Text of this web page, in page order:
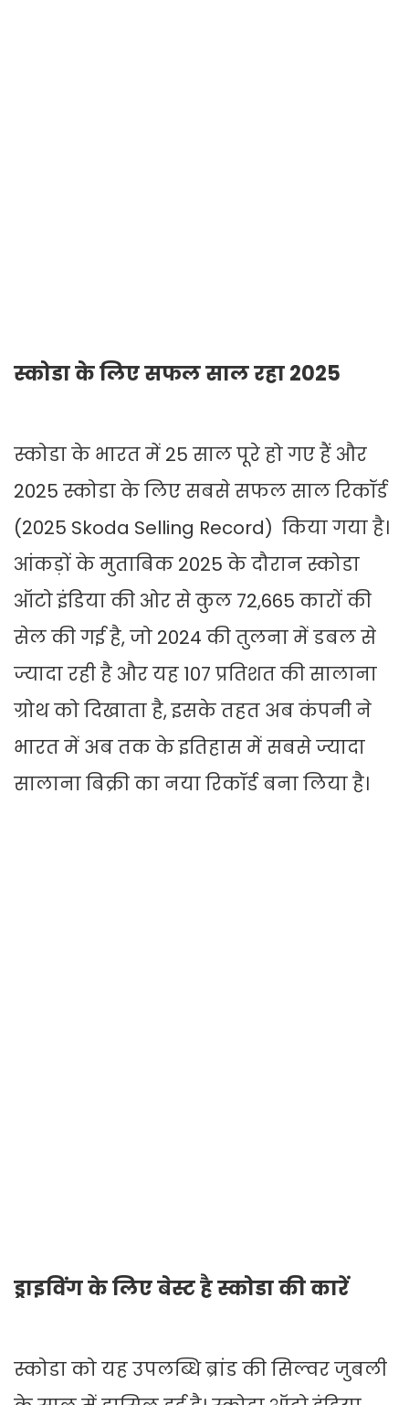
स्कोडा के लिए सफल साल रहा 2025
स्कोडा के भारत में 25 साल पूरे हो गए हैं और
2025 स्कोडा के लिए सबसे सफल साल रिकॉर्ड
(2025 Skoda Selling Record) किया गया है।
आंकड़ों के मुताबिक 2025 के दौरान स्कोडा
ऑटो इंडिया की ओर से कुल 72,665 कारों की
सेल की गई है, जो 2024 की तुलना में डबल से
ज्यादा रही है और यह 107 प्रतिशत की सालाना
ग्रोथ को दिखाता है, इसके तहत अब कंपनी ने
भारत में अब तक के इतिहास में सबसे ज्यादा
सालाना बिक्री का नया रिकॉर्ड बना लिया है।
ड्राइविंग के लिए बेस्ट है स्कोडा की कारें
स्कोडा को यह उपलब्धि ब्रांड की सिल्वर जुबली